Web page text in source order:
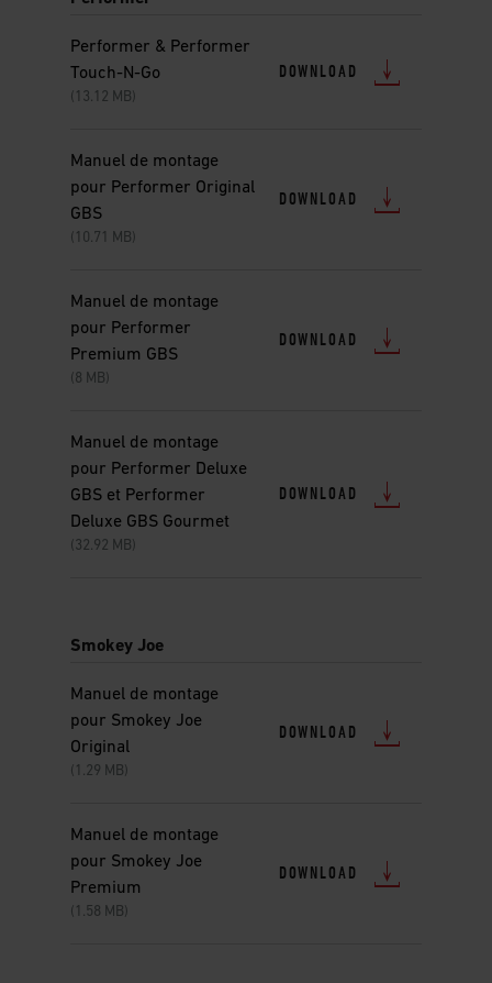
Performer & Performer
Touch-N-Go
(13.12 MB)
DOWNLOAD
Manuel de montage
pour Performer Original
GBS
(10.71 MB)
DOWNLOAD
Manuel de montage
pour Performer
Premium GBS
(8 MB)
DOWNLOAD
Manuel de montage
pour Performer Deluxe
GBS et Performer
Deluxe GBS Gourmet
(32.92 MB)
DOWNLOAD
Smokey Joe
Manuel de montage
pour Smokey Joe
Original
(1.29 MB)
DOWNLOAD
Manuel de montage
pour Smokey Joe
Premium
(1.58 MB)
DOWNLOAD